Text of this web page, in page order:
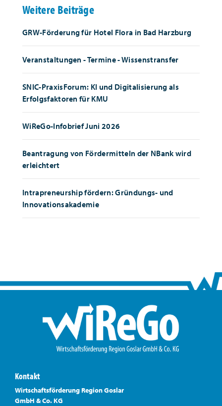
Weitere Beiträge
GRW-Förderung für Hotel Flora in Bad Harzburg
Veranstaltungen - Termine - Wissenstransfer
SNIC-PraxisForum: KI und Digitalisierung als
Erfolgsfaktoren für KMU
WiReGo-Infobrief Juni 2026
Beantragung von Fördermitteln der NBank wird
erleichtert
Intrapreneurship fördern: Gründungs- und
Innovationsakademie
Kontakt
Wirtschaftsförderung Region Goslar
GmbH & Co. KG